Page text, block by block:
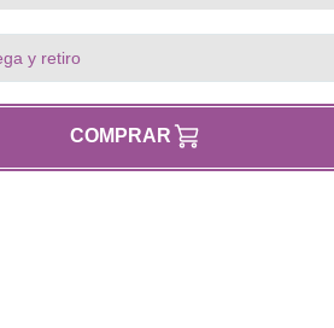
9D
y retiro
COMPRAR